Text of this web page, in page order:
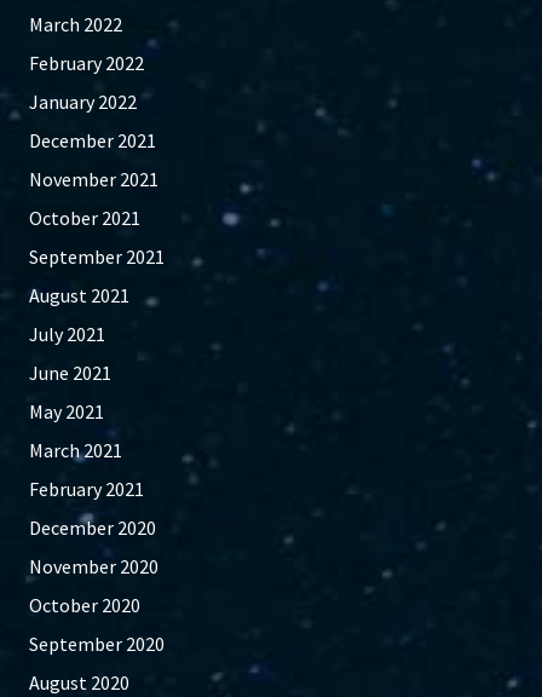
March 2022
February 2022
January 2022
December 2021
November 2021
October 2021
September 2021
August 2021
July 2021
June 2021
May 2021
March 2021
February 2021
December 2020
November 2020
October 2020
September 2020
August 2020